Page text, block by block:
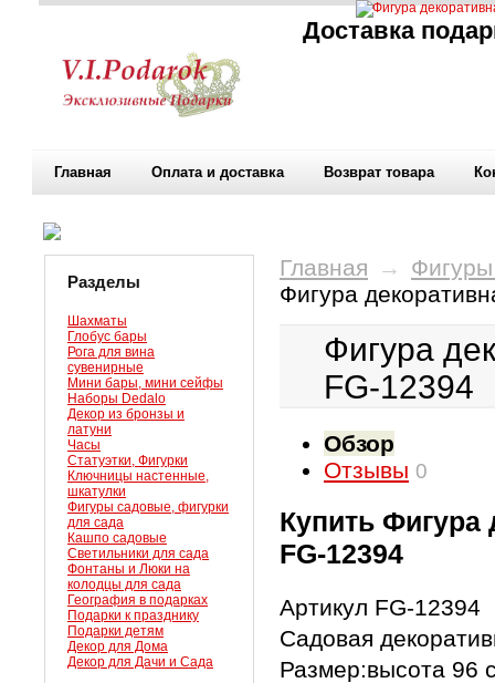
Доставка
Главная Оплата и доставка Возврат товара
Разделы
Шахматы
Глобус бары
Рога для вина
сувенирные
Мини бары, мини сейфы
Наборы Dedalo
Декор из бронзы и
латуни
Часы
Статуэтки, Фигурки
Ключницы настенные,
шкатулки
Фигуры садовые, фигурки
для сада
Кашпо садовые
Светильники для сада
Фонтаны и Люки на
колодцы для сада
География в подарках
Подарки к празднику
Подарки детям
Декор для Дома
Декор для Дачи и Сада
Главная →
Фигура
Фигура
FG-12394
Обзор
Отзывы 0
Купить Фигура
FG-12394
Артикул FG-12394
Садовая
Размер:высота 96